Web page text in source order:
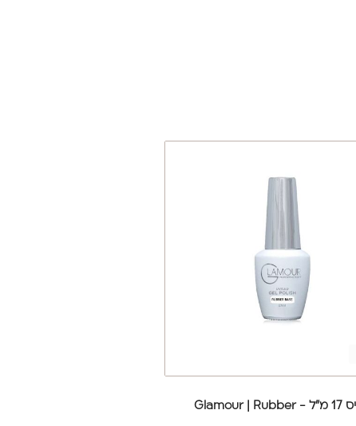
ראבר בייס 17 מ"ל - Glamour | Rubber